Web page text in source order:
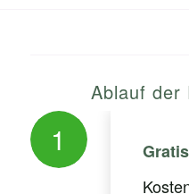
Ablauf der
1